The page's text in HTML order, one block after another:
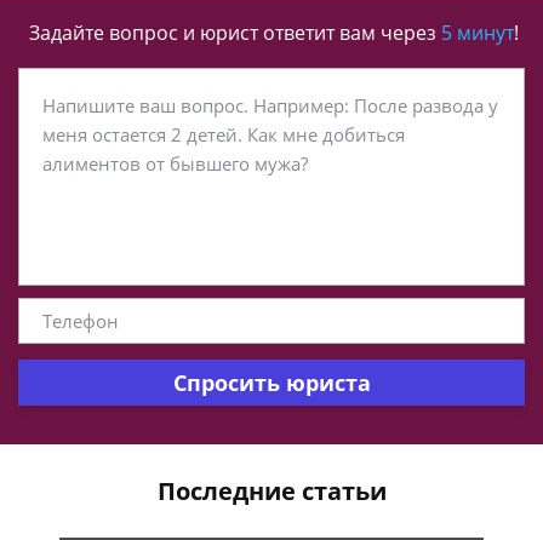
Задайте вопрос и юрист ответит вам через 5 минут!
Спросить юриста
Последние статьи